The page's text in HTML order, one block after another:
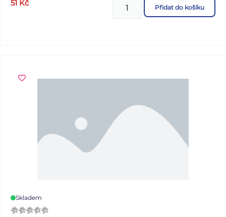
lodičky POČET UBROUSKŮ V BALENÍ: 20 KS Uvedená
51 Kč Přidat do košíku
Skladem